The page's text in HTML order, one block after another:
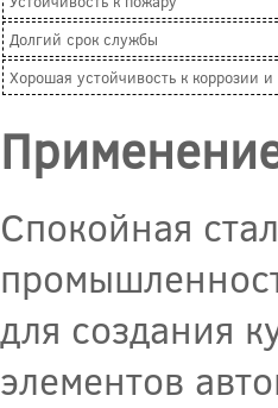
Долгий срок службы
Хорошая устойчивость к коррозии
Спокойная
для создания
элементов